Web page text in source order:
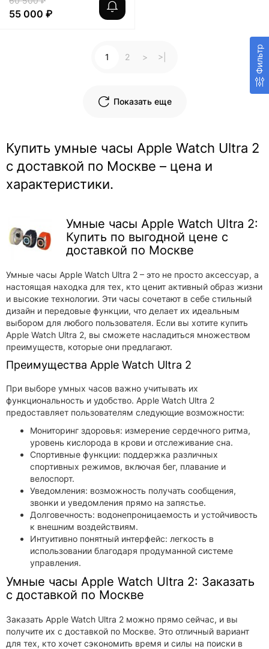
Фильтр
55 000 ₽
Показать еще
1 2 > >|
Купить умные часы Apple Watch Ultra 2
с доставкой по Москве – цена и
характеристики.
Умные часы Apple Watch Ultra 2:
Купить по выгодной цене с
доставкой по Москве
Умные часы Apple Watch Ultra 2 – это не просто аксессуар, а
настоящая находка для тех, кто ценит активный образ жизни
и высокие технологии. Эти часы сочетают в себе стильный
дизайн и передовые функции, что делает их идеальным
выбором для любого пользователя. Если вы хотите купить
Apple Watch Ultra 2, вы сможете насладиться множеством
преимуществ, которые они предлагают.
Преимущества Apple Watch Ultra 2
При выборе умных часов важно учитывать их
функциональность и удобство. Apple Watch Ultra 2
предоставляет пользователям следующие возможности:
Мониторинг здоровья: измерение сердечного ритма,
уровень кислорода в крови и отслеживание сна.
Спортивные функции: поддержка различных
спортивных режимов, включая бег, плавание и
велоспорт.
Уведомления: возможность получать сообщения,
звонки и уведомления прямо на запястье.
Долговечность: водонепроницаемость и устойчивость
к внешним воздействиям.
Интуитивно понятный интерфейс: легкость в
использовании благодаря продуманной системе
управления.
Умные часы Apple Watch Ultra 2: Заказать
с доставкой по Москве
Заказать Apple Watch Ultra 2 можно прямо сейчас, и вы
получите их с доставкой по Москве. Это отличный вариант
для тех, кто хочет сэкономить время и силы на поиски в